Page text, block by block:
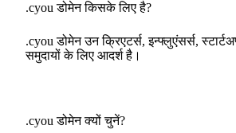
.cyou डोमेन किसके लिए है?
.cyou डोमेन उन क्रिएटर्स, इन्फ्लुएंसर्स,
समुदायों के लिए आदर्श है।
.cyou डोमेन क्यों चुनें?